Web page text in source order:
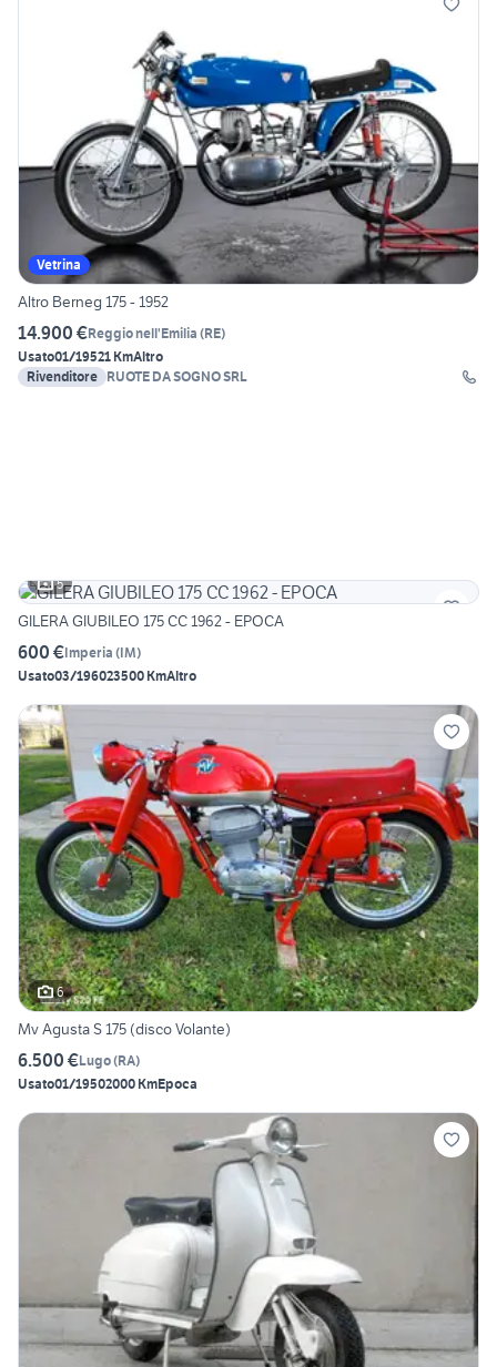
Vetrina
Altro Berneg 175 - 1952
14.900 €Reggio nell'Emilia (RE)
Usato01/19521 KmAltro
Rivenditore RUOTE DA SOGNO SRL
5
GILERA GIUBILEO 175 CC 1962 - EPOCA
600 €Imperia (IM)
Usato03/196023500 KmAltro
6
Mv Agusta S 175 (disco Volante)
6.500 €Lugo(RA)
Usato01/19502000 KmEpoca